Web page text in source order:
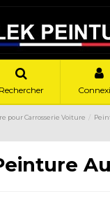
Rechercher
pour Carrosserie Voiture